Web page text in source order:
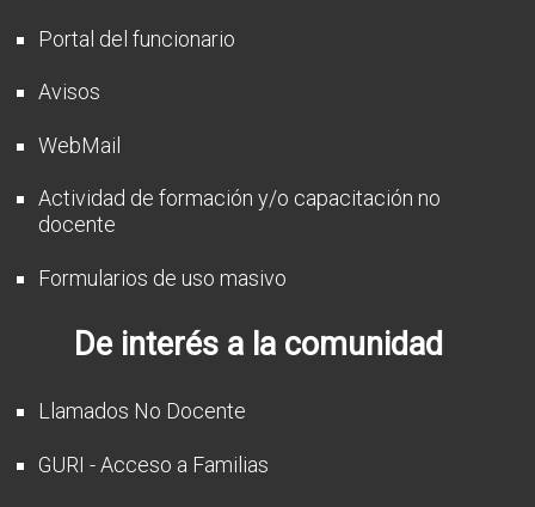
Portal del funcionario
Avisos
WebMail
Actividad de formación y/o capacitación no
docente
Formularios de uso masivo
De interés a la comunidad
Llamados No Docente
GURI - Acceso a Familias